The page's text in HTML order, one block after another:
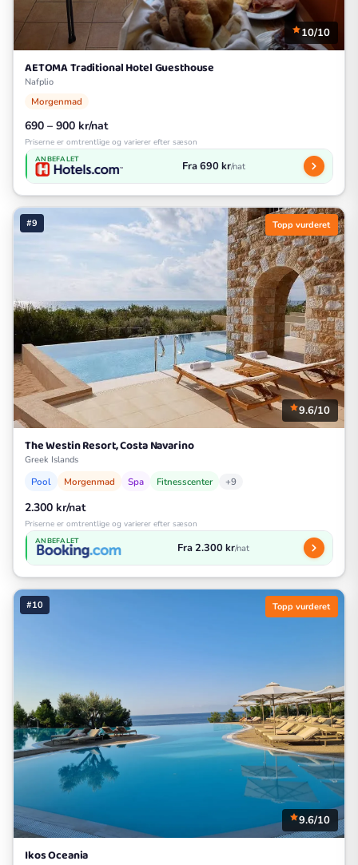
10/10
AETOMA Traditional Hotel Guesthouse
Nafplio
Morgenmad
690 – 900 kr/nat
Priserne er omtrentlige og varierer efter sæson
ANBEFALET Fra 690 kr/nat
#9 Topp vurderet
9.6/10
The Westin Resort, Costa Navarino
Greek Islands
Pool Morgenmad Spa Fitnesscenter +9
2.300 kr/nat
Priserne er omtrentlige og varierer efter sæson
ANBEFALET Fra 2.300 kr/nat
#10 Topp vurderet
9.6/10
Ikos Oceania